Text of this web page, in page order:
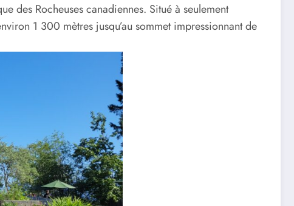
des Rocheuses canadiennes. Situé à seulement
1 300 mètres jusqu’au sommet impressionnant de